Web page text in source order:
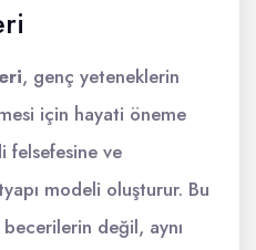
, genç yeteneklerin
için hayati öneme
felsefesine ve
modeli oluşturur. Bu
değil, aynı